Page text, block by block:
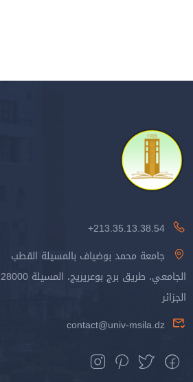
213.35.13.38.54+
جامعة محمد بوضياف بالمسيلة القطب
الجامعي، طريق برج بوعريريج، المسيلة 28000
الجزائر
contact@univ-msila.dz